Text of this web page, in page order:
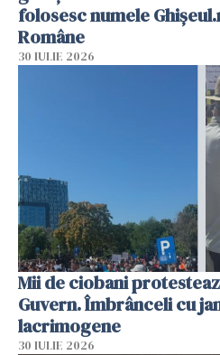
folosesc numele
Române
30 IULIE 2026
Mii de ciobani
Guvern. Îmbrânceli cu
lacrimogene
30 IULIE 2026